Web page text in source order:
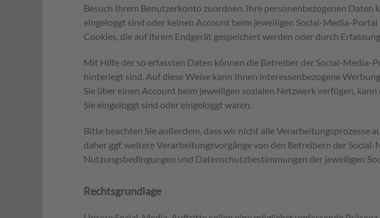
Besuch Ihrem Benutzerkonto zuordnen. Ihre personenbezogenen
eingeloggt sind oder keinen Account beim jeweiligen Social-Media-
Cookies, die auf Ihrem Endgerät gespeichert werden oder durch
Mit Hilfe der so erfassten Daten können die Betreiber der Social-
hinterlegt sind. Auf diese Weise kann Ihnen interessenbezogene
Sie über einen Account beim jeweiligen sozialen Netzwerk verfügen,
Sie eingeloggt sind oder eingeloggt waren.
Bitte beachten Sie außerdem, dass wir nicht alle Verarbeitungsprozesse
daher ggf. weitere Verarbeitungsvorgänge von den Betreibern der
Nutzungsbedingungen und Datenschutzbestimmungen der jeweiligen
Rechtsgrundlage